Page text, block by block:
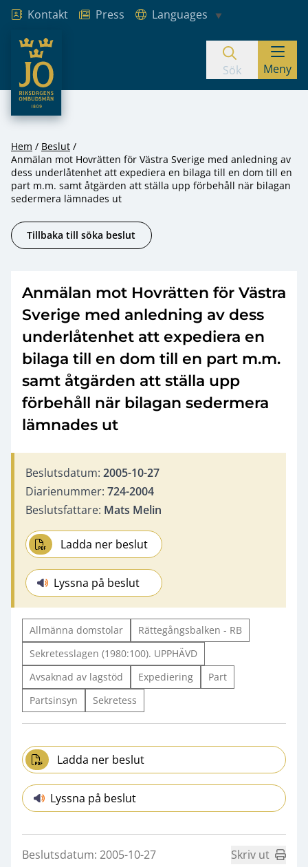
Hoppa till innehåll
Kontakt Press
Languages
JO – Riksdagens Ombudsmän
Sök Meny
Hem
Beslut
Anmälan mot Hovrätten för Västra Sverige med anledning av
dess underlåtenhet att expediera en bilaga till en dom till en
part m.m. samt åtgärden att ställa upp förbehåll när bilagan
sedermera lämnades ut
Tillbaka till söka beslut
Anmälan mot Hovrätten för Västra
Sverige med anledning av dess
underlåtenhet att expediera en
bilaga till en dom till en part m.m.
samt åtgärden att ställa upp
förbehåll när bilagan sedermera
lämnades ut
Beslutsdatum: 2005-10-27
Diarienummer: 724-2004
Beslutsfattare: Mats Melin
Ladda ner beslut
Lyssna på beslut
Allmänna domstolar
Rättegångsbalken - RB
Sekretesslagen (1980:100). UPPHÄVD
Avsaknad av lagstöd
Expediering
Part
Partsinsyn
Sekretess
Ladda ner beslut
Lyssna på beslut
Beslutsdatum: 2005-10-27 Skriv ut